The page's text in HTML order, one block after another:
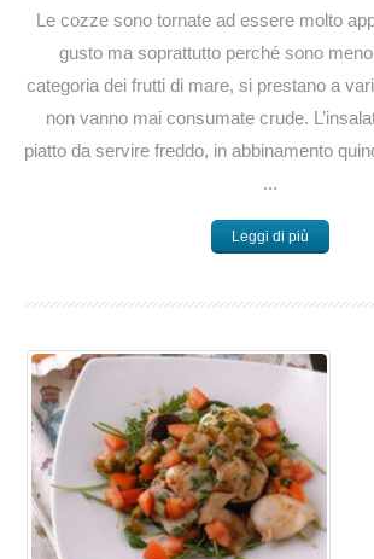
Le cozze sono tornate ad essere molto
gusto ma soprattutto perché sono
categoria dei frutti di mare, si prestano a
non vanno mai consumate crude.
piatto da servire freddo, in abbinamento
...
Leggi di più